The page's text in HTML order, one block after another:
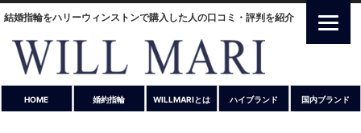
結婚指輪をハリーウィンストンで購入した人の口コミ・評判を紹介
HOME 婚約指輪 WILLMARIとは ハイブランド 国内ブランド